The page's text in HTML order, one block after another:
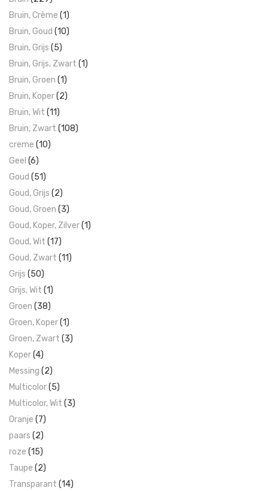
Bruin, Crème (1)
Bruin, Goud (10)
Bruin, Grijs (5)
Bruin, Grijs, Zwart (1)
Bruin, Groen (1)
Bruin, Koper(2)
Bruin, Wit (11)
Bruin, Zwart (108)
creme (10)
Geel (6)
Goud (51)
Goud, Grijs (2)
Goud, Groen (3)
Goud, Koper, Zilver(1)
Goud, Wit (17)
Goud, Zwart (11)
Grijs (50)
Grijs, Wit (1)
Groen (38)
Groen, Koper(1)
Groen, Zwart (3)
Koper(4)
Messing (2)
Multicolor(5)
Multicolor, Wit (3)
Oranje (7)
paars (2)
roze (15)
Taupe (2)
Transparant (14)